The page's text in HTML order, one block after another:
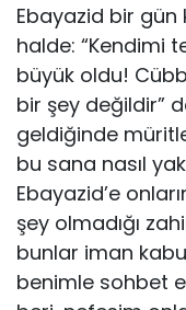
Ebayazid bir
halde: “Kendimi
büyük oldu!
bir şey değildir”
geldiğinde
bu sana nasıl
Ebayazid’e
şey olmadığı
bunlar iman
benimle sohbet